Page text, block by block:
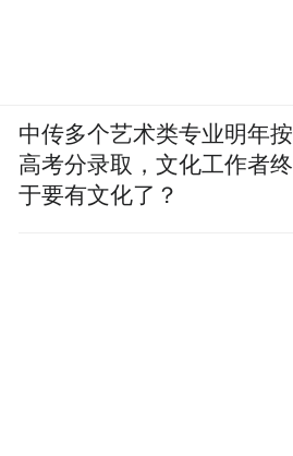
中传多个艺术类专业明年按
高考分录取，文化工作者终
于要有文化了？